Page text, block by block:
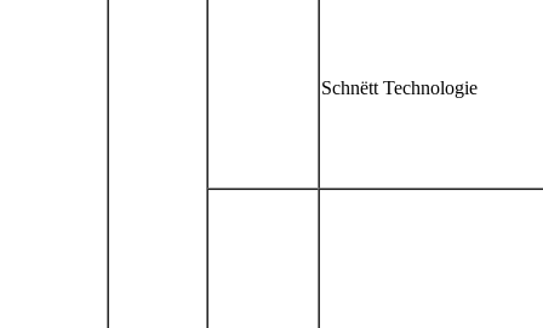
Schnëtt Technologie